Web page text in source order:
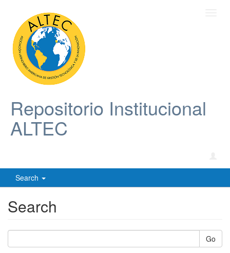
Repositorio Institucional
ALTEC
Search
Search
Go